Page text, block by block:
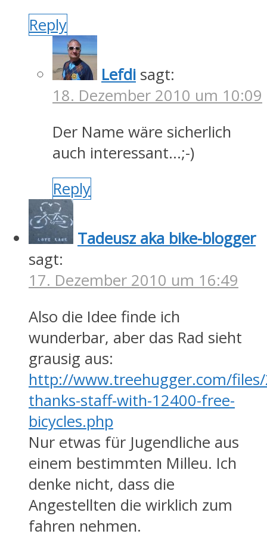
Reply
Lefdi sagt:
18. Dezember 2010 um 10:09
Der Name wäre sicherlich
auch interessant…;-)
Reply
Tadeusz aka bike-blogger
sagt:
17. Dezember 2010 um 16:49
Also die Idee finde ich
wunderbar, aber das Rad sieht
grausig aus:
http://www.treehugger.com/
thanks-staff-with-12400-free-
bicycles.php
Nur etwas für Jugendliche aus
einem bestimmten Milleu. Ich
denke nicht, dass die
Angestellten die wirklich zum
fahren nehmen.